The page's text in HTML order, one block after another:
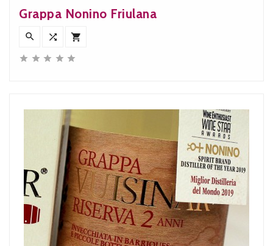
Grappa Nonino Friulana
  
    